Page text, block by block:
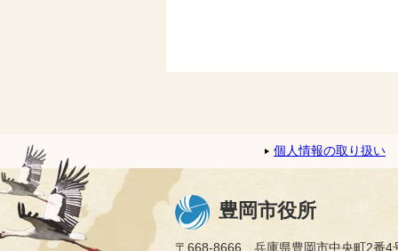
個人情報の取り扱い
豊岡市役所
〒668-8666 兵庫県豊岡市中央町2番4